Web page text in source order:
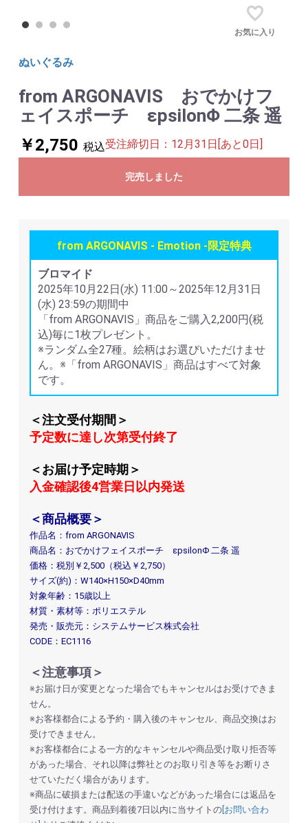
お気に入り
ぬいぐるみ
from ARGONAVIS おでかけフ
ェイスポーチ εpsilonΦ 二条 遥
￥2,750 税込受注締切日：12月31日[あと0日]
完売しました
from ARGONAVIS - Emotion -限定特典
ブロマイド
2025年10月22日(水) 11:00～2025年12月31日
(水) 23:59の期間中
「from ARGONAVIS」商品をご購入2,200円(税
込)毎に1枚プレゼント。
※ランダム全27種。絵柄はお選びいただけませ
ん。※「from ARGONAVIS」商品はすべて対象
です。
＜注文受付期間＞
予定数に達し次第受付終了
＜お届け予定時期＞
入金確認後4営業日以内発送
＜商品概要＞
作品名：from ARGONAVIS
商品名：おでかけフェイスポーチ εpsilonΦ 二条 遥
価格：税別￥2,500（税込￥2,750）
サイズ(約)：W140×H150×D40mm
対象年齢：15歳以上
材質・素材等：ポリエステル
発売・販売元：システムサービス株式会社
CODE：EC1116
＜注意事項＞
※お届け日が変更となった場合でもキャンセルはお受けできま
せん。
※お客様都合による予約・購入後のキャンセル、商品交換はお
受けできません。
※お客様都合による一方的なキャンセルや商品受け取り拒否等
があった場合、それ以降は弊社とのお取り引き等をお断りさ
せていただく場合があります。
※商品に破損または配送の手違いなどがあった場合には返品を
受け付けます。商品到着後7日以内に当サイトの[お問い合わ